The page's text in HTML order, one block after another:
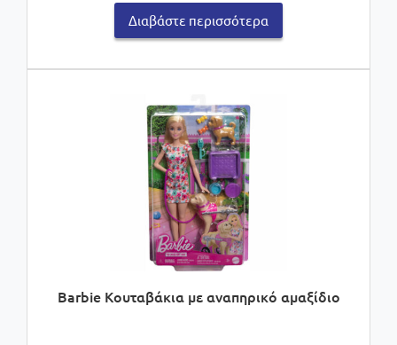
Διαβάστε περισσότερα
Barbie Κουταβάκια με αναπηρικό αμαξίδιο